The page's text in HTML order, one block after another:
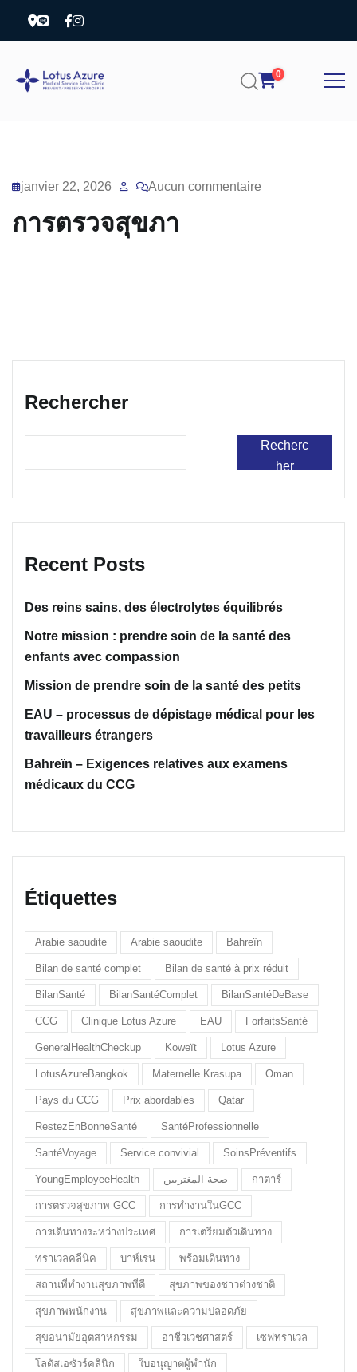
0
janvier 22, 2026 Aucun commentaire
การตรวจสุขภา
Rechercher
Recherc
her
Recent Posts
Des reins sains, des électrolytes équilibrés
Notre mission : prendre soin de la santé des
enfants avec compassion
Mission de prendre soin de la santé des petits
EAU – processus de dépistage médical pour les
travailleurs étrangers
Bahreïn – Exigences relatives aux examens
médicaux du CCG
Étiquettes
Arabie saoudite Arabie saoudite Bahreïn
Bilan de santé complet Bilan de santé à prix réduit
BilanSanté BilanSantéComplet BilanSantéDeBase
CCG Clinique Lotus Azure EAU ForfaitsSanté
GeneralHealthCheckup Koweït Lotus Azure
LotusAzureBangkok Maternelle Krasupa Oman
Pays du CCG Prix abordables Qatar
RestezEnBonneSanté SantéProfessionnelle
SantéVoyage Service convivial SoinsPréventifs
YoungEmployeeHealth صحة المغتربين กาตาร์
การตรวจสุขภาพ GCC การทำงานในGCC
การเดินทางระหว่างประเทศ การเตรียมตัวเดินทาง
ทราเวลคลีนิค บาห์เรน พร้อมเดินทาง
สถานที่ทำงานสุขภาพที่ดี สุขภาพของชาวต่างชาติ
สุขภาพพนักงาน สุขภาพและความปลอดภัย
สุขอนามัยอุตสาหกรรม อาชีวเวชศาสตร์ เซฟทราเวล
โลตัสเอซัวร์คลินิก ใบอนุญาตผู้พำนัก